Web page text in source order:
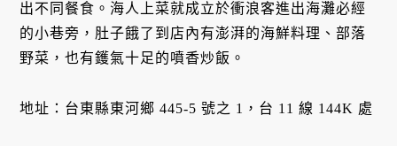
出不同餐食。海人上菜就成立於衝浪客進出海灘必經
的小巷旁，肚子餓了到店內有澎湃的海鮮料理、部落
野菜，也有鑊氣十足的噴香炒飯。
地址：台東縣東河鄉 445-5 號之 1，台 11 線 144K 處